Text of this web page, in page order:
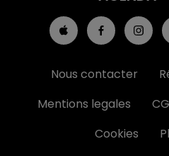
Nous contacter
Mentions legales
Cookies